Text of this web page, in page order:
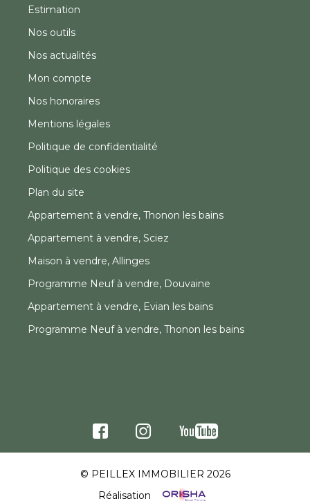
Estimation
Nos outils
Nos actualités
Mon compte
Nos honoraires
Mentions légales
Politique de confidentialité
Politique des cookies
Plan du site
Appartement à vendre, Thonon les bains
Appartement à vendre, Sciez
Maison à vendre, Allinges
Programme Neuf à vendre, Douvaine
Appartement à vendre, Evian les bains
Programme Neuf à vendre, Thonon les bains
© PEILLEX IMMOBILIER 2026
Réalisation